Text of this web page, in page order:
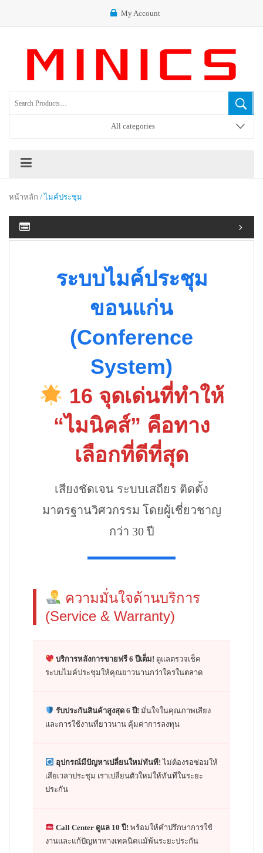
My Account
All categories
หน้าหลัก / ไมค์ประชุม
ระบบไมค์ประชุม
ขอนแก่น
(Conference
System)
16 จุดเด่นที่ทำให้
“ไมนิคส์” คือทาง
เลือกที่ดีที่สุด
เสียงชัดเจน ระบบเสถียร ติดตั้ง
มาตรฐานวิศวกรรม โดยผู้เชี่ยวชาญ
กว่า 30 ปี
ความมั่นใจด้านบริการ
(Service & Warranty)
บริการหลังการขายฟรี 6 ปีเต็ม! ดูแลตรวจเช็ค
ระบบไมค์ประชุมให้คุณยาวนานกว่าใครในตลาด
รับประกันสินค้าสูงสุด 6 ปี! มั่นใจในคุณภาพเสียง
และการใช้งานที่ยาวนาน คุ้มค่าการลงทุน
อุปกรณ์มีปัญหาเปลี่ยนใหม่ทันที! ไม่ต้องรอซ่อมให้
เสียเวลาประชุม เราเปลี่ยนตัวใหม่ให้ทันทีในระยะ
ประกัน
Call Center ดูแล 10 ปี! พร้อมให้คำปรึกษาการใช้
งานและแก้ปัญหาทางเทคนิคแม้พ้นระยะประกัน